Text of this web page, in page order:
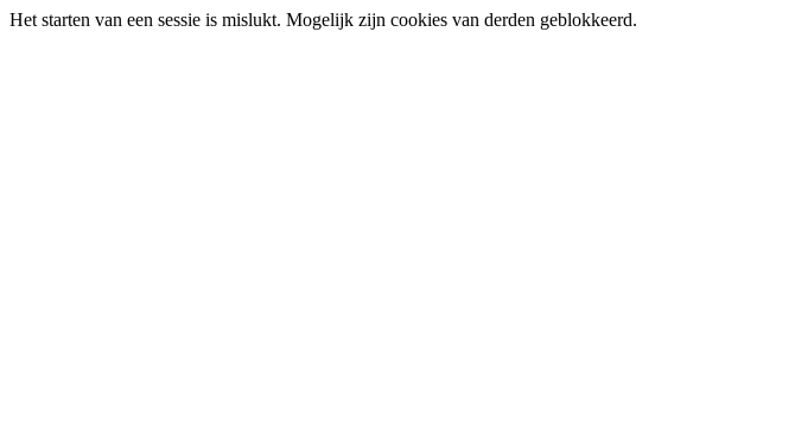
Het starten van een sessie is mislukt. Mogelijk zijn cookies van derden geblokkeerd.